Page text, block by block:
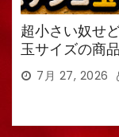
超小さい奴せ
玉サイズの商
7月 27, 2026